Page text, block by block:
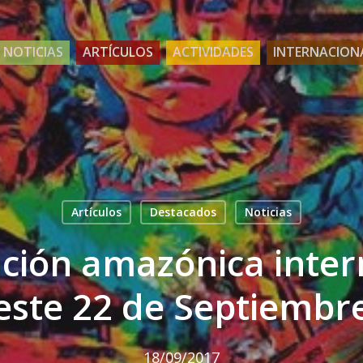
NOTICIAS ARTÍCULOS ACTIVIDADES
Artículos Destacados Noticias
amazónica
22 de
18/09/2017